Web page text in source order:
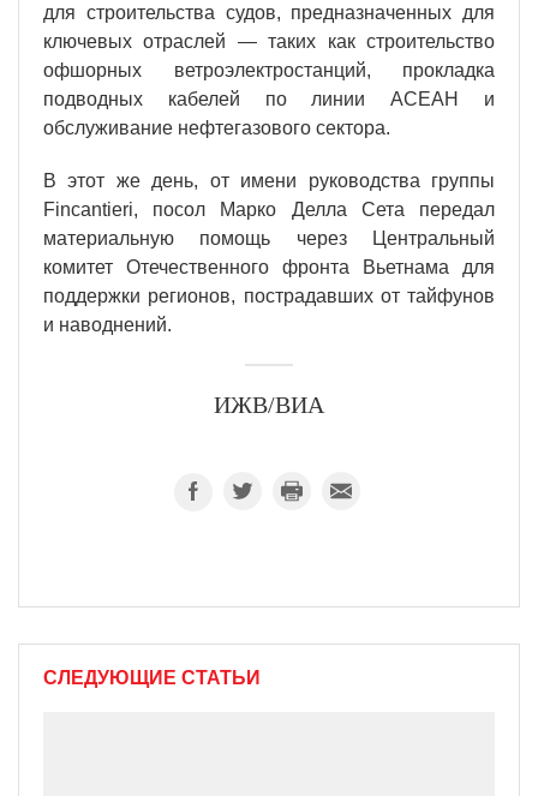
для строительства судов, предназначенных для
ключевых отраслей — таких как строительство
офшорных ветроэлектростанций, прокладка
подводных кабелей по линии АСЕАН и
обслуживание нефтегазового сектора.
В этот же день, от имени руководства группы
Fincantieri, посол Марко Делла Сета передал
материальную помощь через Центральный
комитет Отечественного фронта Вьетнама для
поддержки регионов, пострадавших от тайфунов
и наводнений.
ИЖВ/ВИА
СЛЕДУЮЩИЕ СТАТЬИ